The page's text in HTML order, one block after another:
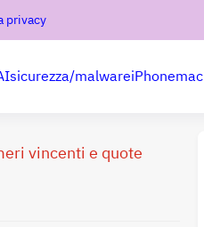
privacy
sicurezza/malwareiPhonemac
vincenti e quote